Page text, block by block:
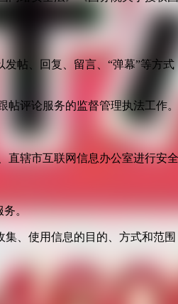
帖、回复、留言、“弹幕”等方
评论服务的监督管理执法工作。
辖市互联网信息办公室进行安全
务。
、使用信息的目的、方式和范围